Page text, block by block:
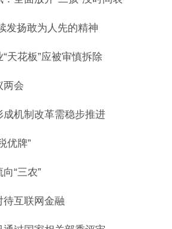
发扬敢为人先的精神
天花板”应被审慎拆除
两会
机制改革需稳步推进
优牌”
“三农”
待互联网金融